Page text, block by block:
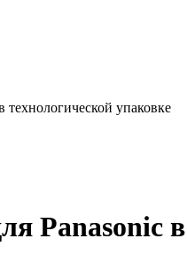
упаковке
Panasonic